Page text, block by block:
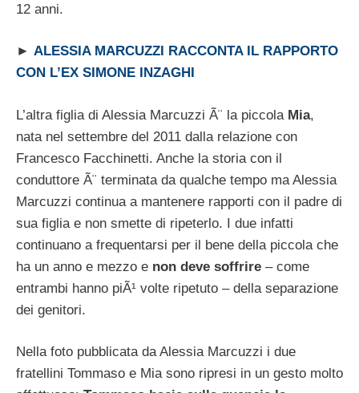
12 anni.
► ALESSIA MARCUZZI RACCONTA IL RAPPORTO
CON L’EX SIMONE INZAGHI
L’altra figlia di Alessia Marcuzzi Ã¨ la piccola Mia,
nata nel settembre del 2011 dalla relazione con
Francesco Facchinetti. Anche la storia con il
conduttore Ã¨ terminata da qualche tempo ma Alessia
Marcuzzi continua a mantenere rapporti con il padre di
sua figlia e non smette di ripeterlo. I due infatti
continuano a frequentarsi per il bene della piccola che
ha un anno e mezzo e non deve soffrire – come
entrambi hanno piÃ¹ volte ripetuto – della separazione
dei genitori.
Nella foto pubblicata da Alessia Marcuzzi i due
fratellini Tommaso e Mia sono ripresi in un gesto molto